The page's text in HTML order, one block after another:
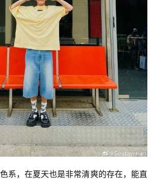
系，在夏天也是非常清爽的存在，能直